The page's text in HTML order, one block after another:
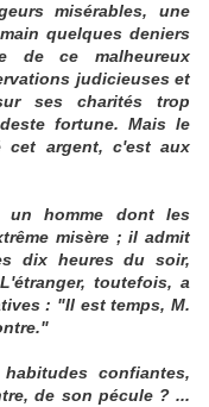
misérables, une
quelques deniers
de ce malheureux
judicieuses et
ses charités trop
fortune. Mais le
cet argent, c'est aux
homme dont les
misère ; il admit
dix heures du soir,
toutefois, a
: "Il est temps, M.
confiantes,
de son pécule ? ...